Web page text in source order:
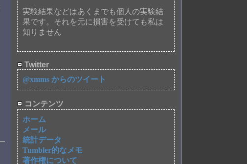
実験結果などはあくまでも個人の実験結
果です。それを元に損害を受けても私は
知りません
Twitter
@xmms からのツイート
コンテンツ
ホーム
メール
統計データ
Tumbler的なメモ
著作権について